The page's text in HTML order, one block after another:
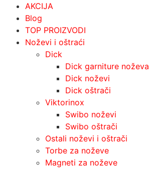
AKCIJA
Blog
TOP PROIZVODI
Noževi i oštraći
Dick
Dick garniture noževa
Dick noževi
Dick oštrači
Viktorinox
Swibo noževi
Swibo oštrači
Ostali noževi i oštrači
Torbe za noževe
Magneti za noževe